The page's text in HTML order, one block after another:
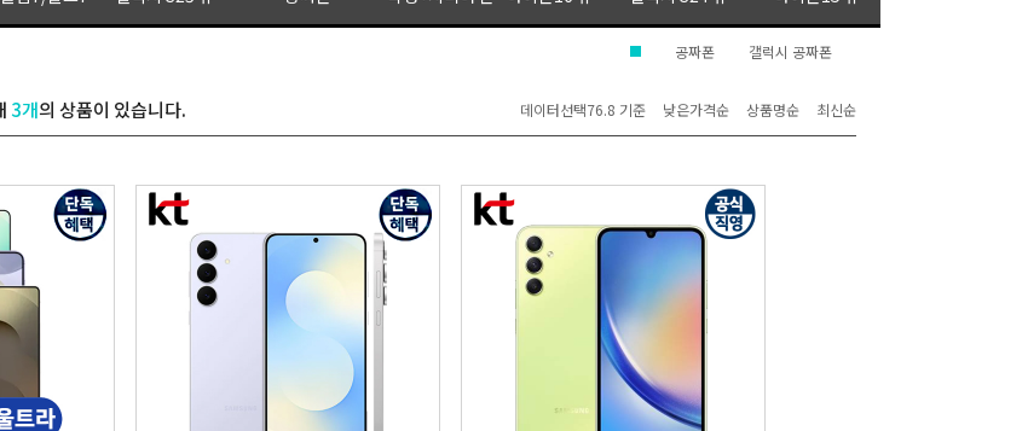
공짜폰 갤럭시 공짜폰
3개의 상품이 있습니다. 데이터선택76.8 기준 낮은가격순 상품명순 최신순